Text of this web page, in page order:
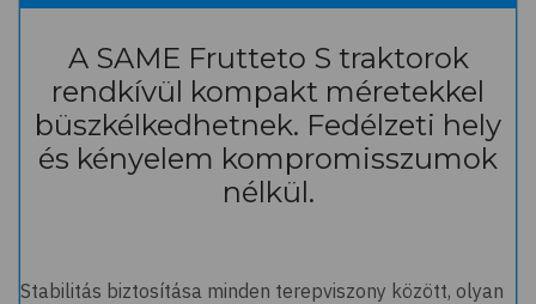
A SAME Frutteto S traktorok
rendkívül kompakt méretekkel
büszkélkedhetnek. Fedélzeti hely
és kényelem kompromisszumok
nélkül.
Stabilitás biztosítása minden terepviszony között, olyan